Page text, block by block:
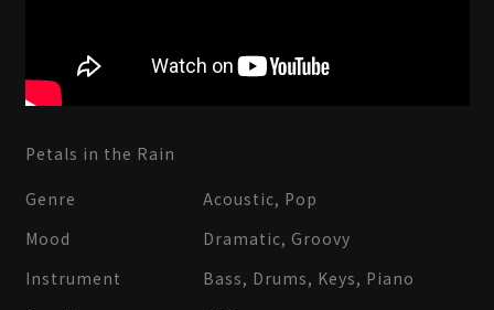
Petals in the Rain
Genre
Acoustic, Pop
Mood
Dramatic, Groovy
Instrument
Bass, Drums, Keys, Piano